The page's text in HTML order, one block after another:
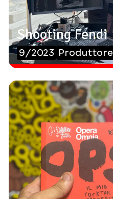
Shooting Fendi
9/2023 Produttore